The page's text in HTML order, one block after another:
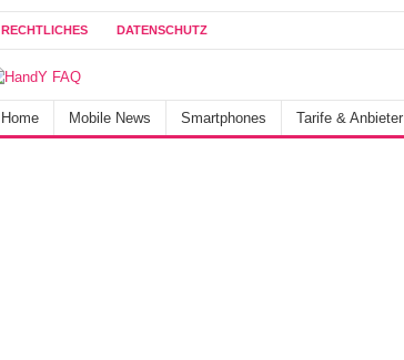
RECHTLICHES DATENSCHUTZ
Home Mobile News Smartphones Tarife & Anbieter